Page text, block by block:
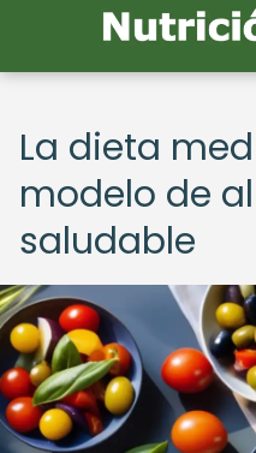
La dieta
modelo de
saludable